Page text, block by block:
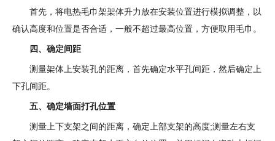
首先，将电热毛巾架架体升力放在安装位置进行模拟调整，以
确认高度和位置是否合适，一般不超过最高位置，方便取用毛巾。
四、确定间距
测量架体上安装孔的距离，首先确定水平孔间距，然后确定上
下孔间距。
五、确定墙面打孔位置
测量上下支架之间的距离，确定上部支架的高度;测量左右支